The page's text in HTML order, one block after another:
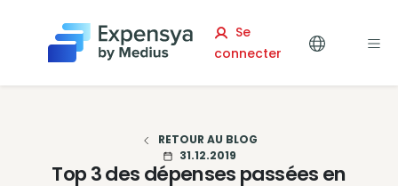
Expensya
Se
connecter
RETOUR AU BLOG
31.12.2019
Top 3 des dépenses passées en